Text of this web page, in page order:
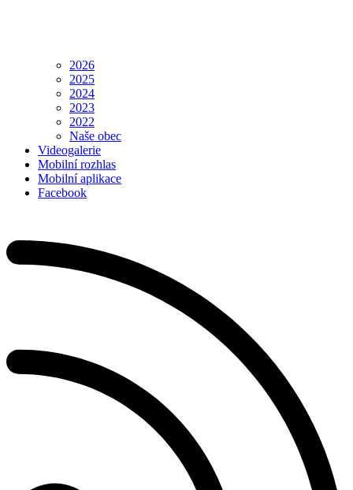
2026
2025
2024
2023
2022
Naše obec
Videogalerie
Mobilní rozhlas
Mobilní aplikace
Facebook